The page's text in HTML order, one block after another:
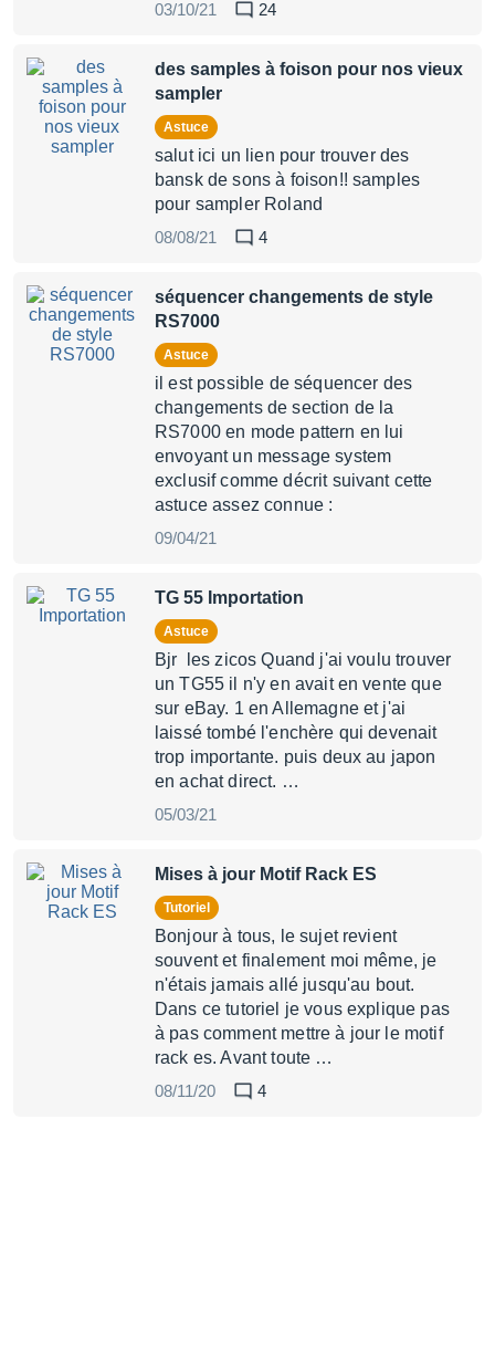
03/10/21 24
des samples à foison pour nos vieux
sampler
Astuce
salut ici un lien pour trouver des
bansk de sons à foison!! samples
pour sampler Roland
08/08/21
4
séquencer changements de style
RS7000
Astuce
il est possible de séquencer des
changements de section de la
RS7000 en mode pattern en lui
envoyant un message system
exclusif comme décrit suivant cette
astuce assez connue :
09/04/21
TG 55 Importation
Astuce
Bjr les zicos Quand j'ai voulu trouver
un TG55 il n'y en avait en vente que
sur eBay. 1 en Allemagne et j'ai
laissé tombé l'enchère qui devenait
trop importante. puis deux au japon
en achat direct. …
05/03/21
Mises à jour Motif Rack ES
Tutoriel
Bonjour à tous, le sujet revient
souvent et finalement moi même, je
n'étais jamais allé jusqu'au bout.
Dans ce tutoriel je vous explique pas
à pas comment mettre à jour le motif
rack es. Avant toute …
08/11/20
4